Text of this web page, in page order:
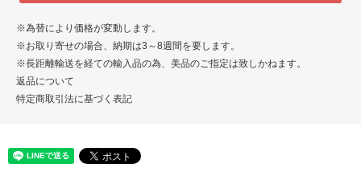
※為替により価格が変動します。
※お取り寄せの場合、納期は3～8週間を要します。
※長距離輸送を経ての輸入品の為、美品のご指定は致しかねます。
返品について
特定商取引法に基づく表記